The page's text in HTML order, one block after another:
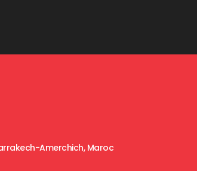
Amerchich, Maroc